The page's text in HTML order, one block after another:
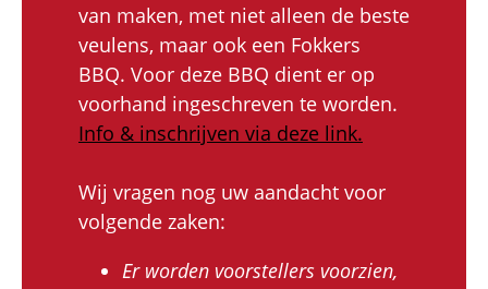
van maken, met niet alleen de beste
veulens, maar ook een Fokkers
BBQ. Voor deze BBQ dient er op
voorhand ingeschreven te worden.
Info & inschrijven via deze link.
Wij vragen nog uw aandacht voor
volgende zaken:
Er worden voorstellers voorzien,